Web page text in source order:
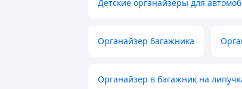
Детские органайзеры для
Органайзер багажника
Органайзер в багажник на